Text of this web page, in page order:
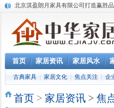
北京淇盈朗月家具有限公司打造赢胜
怎样用家具布置出好的办公室风水
您办公家具的贴心管家——北京办公家
淇盈朗月家具中对五行思想的运用
首页 家居资讯 家居风水
古典家具 家居文化 焦点关注 企
首页 > 家居资讯 > 焦